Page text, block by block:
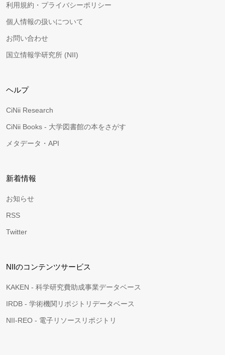
利用規約・プライバシーポリシー
個人情報の扱いについて
お問い合わせ
国立情報学研究所 (NII)
ヘルプ
CiNii Research
CiNii Books - 大学図書館の本をさがす
メタデータ・API
新着情報
お知らせ
RSS
Twitter
NIIのコンテンツサービス
KAKEN - 科学研究費助成事業データベース
IRDB - 学術機関リポジトリデータベース
NII-REO - 電子リソースリポジトリ